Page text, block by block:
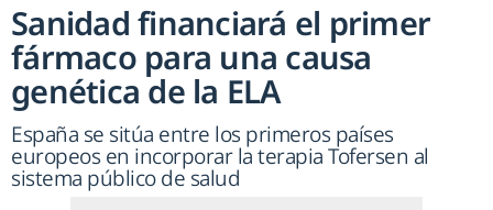
Sanidad financiará el primer
fármaco para una causa
genética de la ELA
España se sitúa entre los primeros países
europeos en incorporar la terapia Tofersen al
sistema público de salud